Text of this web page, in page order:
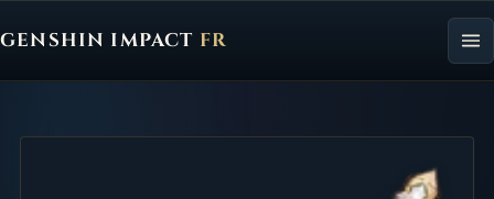
GENSHIN IMPACT FR
Genshin Impact FR, retour à l'accueil